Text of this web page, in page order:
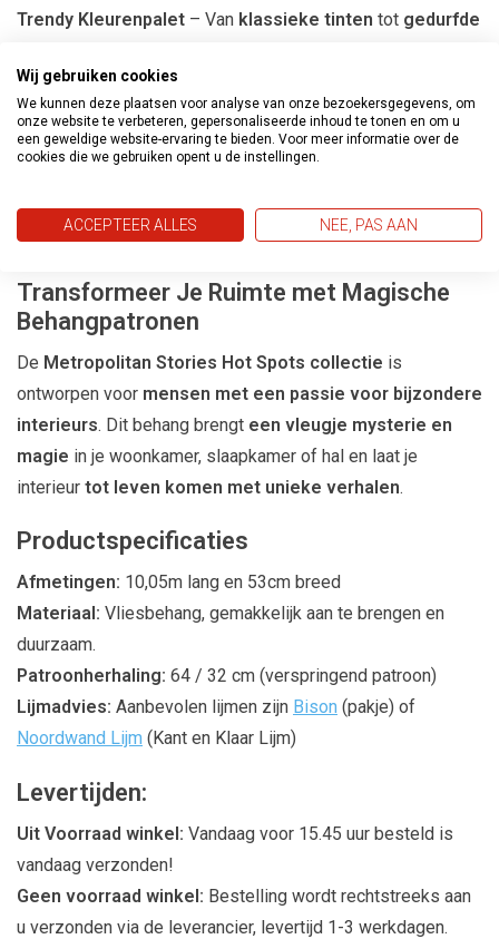
Trendy Kleurenpalet – Van klassieke tinten tot gedurfde
biedtkleuren die perfect aansluiten bij moderne
interieurs.
Gemakkelijk aan te brengen– Dankzij het
verwerken en te verwijderen zonder beschadiging van de
muren.
Transformeer Je Ruimte met Magische
Behangpatronen
De Metropolitan Stories Hot Spots collectie is
ontworpen voor mensen met een passie voor bijzondere
interieurs. Dit behang brengt een vleugje mysterie en
magie in je woonkamer, slaapkamer of hal en laat je
interieur tot leven komen met unieke verhalen.
Productspecificaties
Afmetingen: 10,05m lang en 53cm breed
Materiaal: Vliesbehang, gemakkelijk aan te brengen en
duurzaam.
Patroonherhaling: 64 / 32 cm (verspringend patroon)
Lijmadvies: Aanbevolen lijmen zijn Bison (pakje) of
Noordwand Lijm (Kant en Klaar Lijm)
Levertijden:
Uit Voorraad winkel: Vandaag voor 15.45 uur besteld is
vandaag verzonden!
Geen voorraad winkel: Bestelling wordt rechtstreeks aan
u verzonden via de leverancier, levertijd 1-3 werkdagen.
Wij gebruiken cookies
We kunnen deze plaatsen voor analyse van onze bezoekersgegevens, om
onze website te verbeteren, gepersonaliseerde inhoud te tonen en om u
een geweldige website-ervaring te bieden. Voor meer informatie over de
cookies die we gebruiken opent u de instellingen.
ACCEPTEER ALLES NEE, PAS AAN